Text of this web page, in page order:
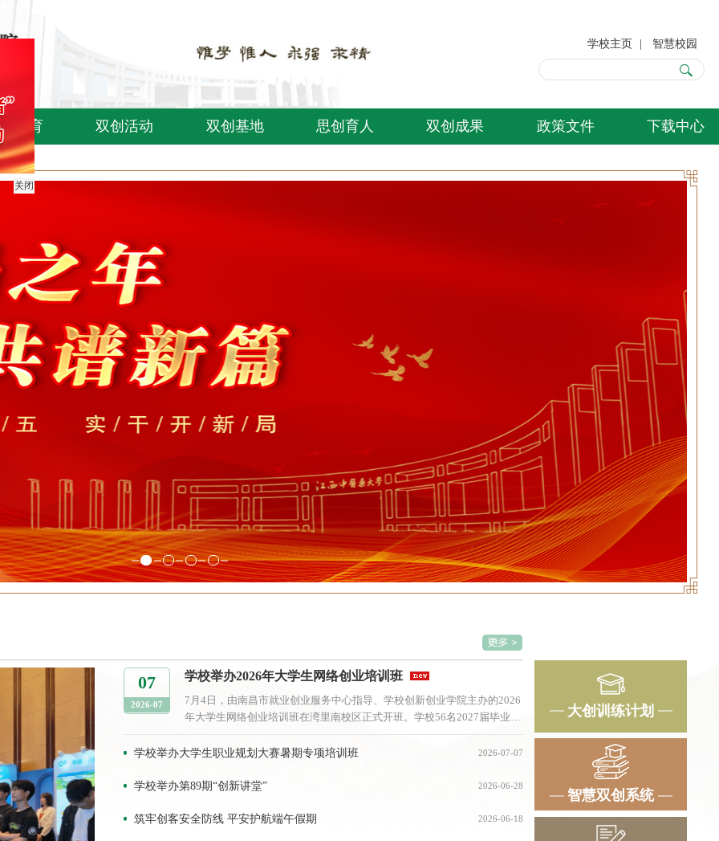
学校主页 | 智慧校园
教育 双创活动 双创基地 思创育人 双创成果 政策文件 下载中心
07
2026-07
学校举办2026年大学生网络创业培训班
7月4日，由南昌市就业创业服务中心指导、学校创新创业学院主办的2026
年大学生网络创业培训班在湾里南校区正式开班。学校56名2027届毕业生
参加培训。本次培训开设电商班和直播班两个班级。在课程设置上，电商
班侧重传统电商及线上店铺创业，聚焦主流电商平台运营基础；直播班侧
此次培训设置了56个课时数，将通过“理论教学+实操演练”相结合的教学
2026-07-07
学校举办大学生职业规划大赛暑期专项培训班
2026-06-28
学校举办第89期“创新讲堂”
2026-06-18
筑牢创客安全防线 平安护航端午假期
大创训练计划
智慧双创系统